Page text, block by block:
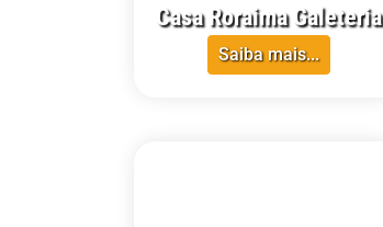
Casa Roraima Galeteria
Saiba mais...